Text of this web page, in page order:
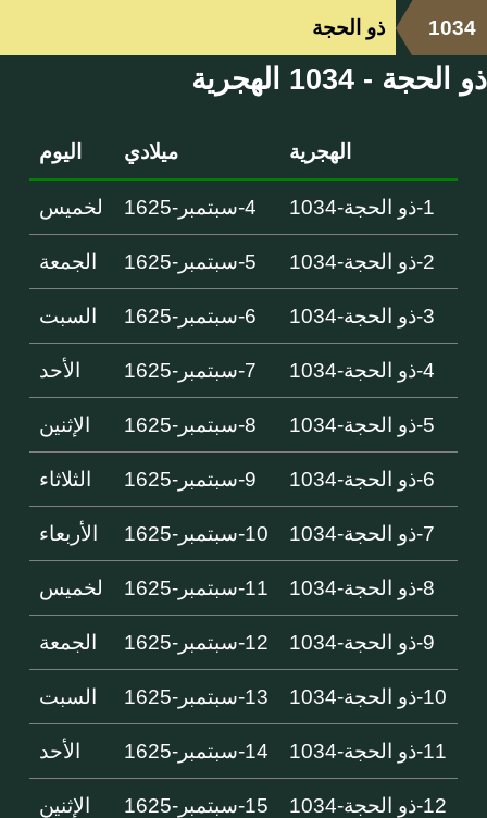
1034 ذو الحجة
ذو الحجة - 1034 الهجرية
الهجرية ميلادي اليوم
1-ذو الحجة-1034 4-سبتمبر-1625 لخميس
2-ذو الحجة-1034 5-سبتمبر-1625 الجمعة
3-ذو الحجة-1034 6-سبتمبر-1625 السبت
4-ذو الحجة-1034 7-سبتمبر-1625 الأحد
5-ذو الحجة-1034 8-سبتمبر-1625 الإثنين
6-ذو الحجة-1034 9-سبتمبر-1625 الثلاثاء
7-ذو الحجة-1034 10-سبتمبر-1625 الأربعاء
8-ذو الحجة-1034 11-سبتمبر-1625 لخميس
9-ذو الحجة-1034 12-سبتمبر-1625 الجمعة
10-ذو الحجة-1034 13-سبتمبر-1625 السبت
11-ذو الحجة-1034 14-سبتمبر-1625 الأحد
12-ذو الحجة-1034 15-سبتمبر-1625 الإثنين